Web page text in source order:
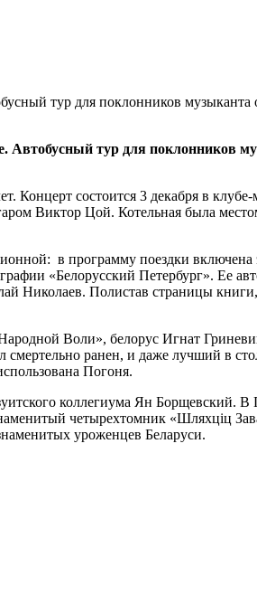
тур для поклонников музыканта
Автобусный тур для поклонников
состоится 3 декабря в клубе-
Виктор Цой. Котельная была
в программу поездки включена
«Белорусский Петербург». Ее
Николаев. Полистав страницы
Воли», белорус Игнат
смертельно ранен, и даже лучший в
Погоня.
коллегиума Ян Борщевский. В
четырехтомник «Шляхцiц
уроженцев Беларуси.